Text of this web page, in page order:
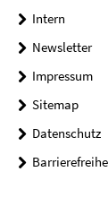
Intern
Newsletter
Impressum
Sitemap
Datenschutz